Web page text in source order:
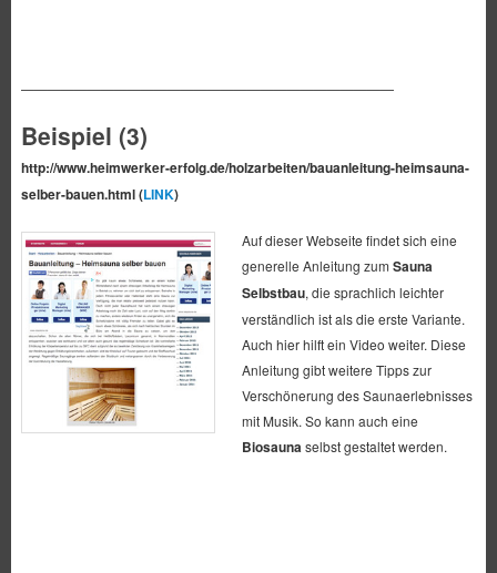
————————————————————————————
Beispiel (3)
http://www.heimwerker-erfolg.de/holzarbeiten/bauanleitung-heimsauna-
selber-bauen.html (LINK)
Auf dieser Webseite findet sich eine
generelle Anleitung zum Sauna
Selbstbau, die sprachlich leichter
verständlich ist als die erste Variante.
Auch hier hilft ein Video weiter. Diese
Anleitung gibt weitere Tipps zur
Verschönerung des Saunaerlebnisses
mit Musik. So kann auch eine
Biosauna selbst gestaltet werden.